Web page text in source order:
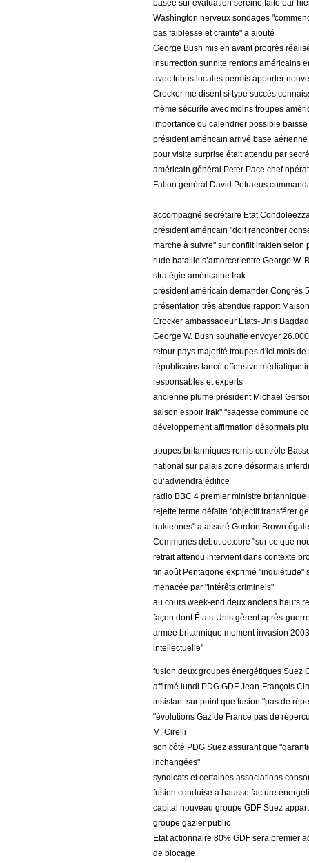
basée sur évaluation sereine faite par
Washington nerveux sondages
pas faiblesse et crainte" a ajouté
George Bush mis en avant progrès
insurrection sunnite renforts américains
avec tribus locales permis apporter
Crocker me disent si type succès
même sécurité avec moins troupes
importance ou calendrier possible baisse
président américain arrivé base
pour visite surprise était attendu par
américain général Peter Pace chef
Fallon général David Petraeus
accompagné secrétaire Etat
président américain "doit rencontrer
marche à suivre" sur conflit irakien selon
rude bataille s’amorcer entre George
stratégie américaine Irak
président américain demander Congrès
présentation très attendue rapport
Crocker ambassadeur États-Unis
George W. Bush souhaite envoyer
retour pays majorité troupes d'ici mois
républicains lancé offensive médiatique
responsables et experts
ancienne plume président Michael
saison espoir Irak" "sagesse commune
développement affirmation désormais
troupes britanniques remis contrôle
national sur palais zone désormais
qu’adviendra édifice
radio BBC 4 premier ministre
rejette terme défaite "objectif transférer
irakiennes" a assuré Gordon Brown
Communes début octobre "sur ce que
retrait attendu intervient dans contexte
fin août Pentagone exprimé "inquiétude"
menacée par "intérêts criminels"
au cours week-end deux anciens hauts
façon dont États-Unis gèrent après-
armée britannique moment invasion
intellectuelle"
fusion deux groupes énergétiques Suez
affirmé lundi PDG GDF Jean-François
insistant sur point que fusion "pas de
"évolutions Gaz de France pas de
M. Cirelli
son côté PDG Suez assurant que
inchangées"
syndicats et certaines associations
fusion conduise à hausse facture
capital nouveau groupe GDF Suez
groupe gazier public
Etat actionnaire 80% GDF sera premier
de blocage